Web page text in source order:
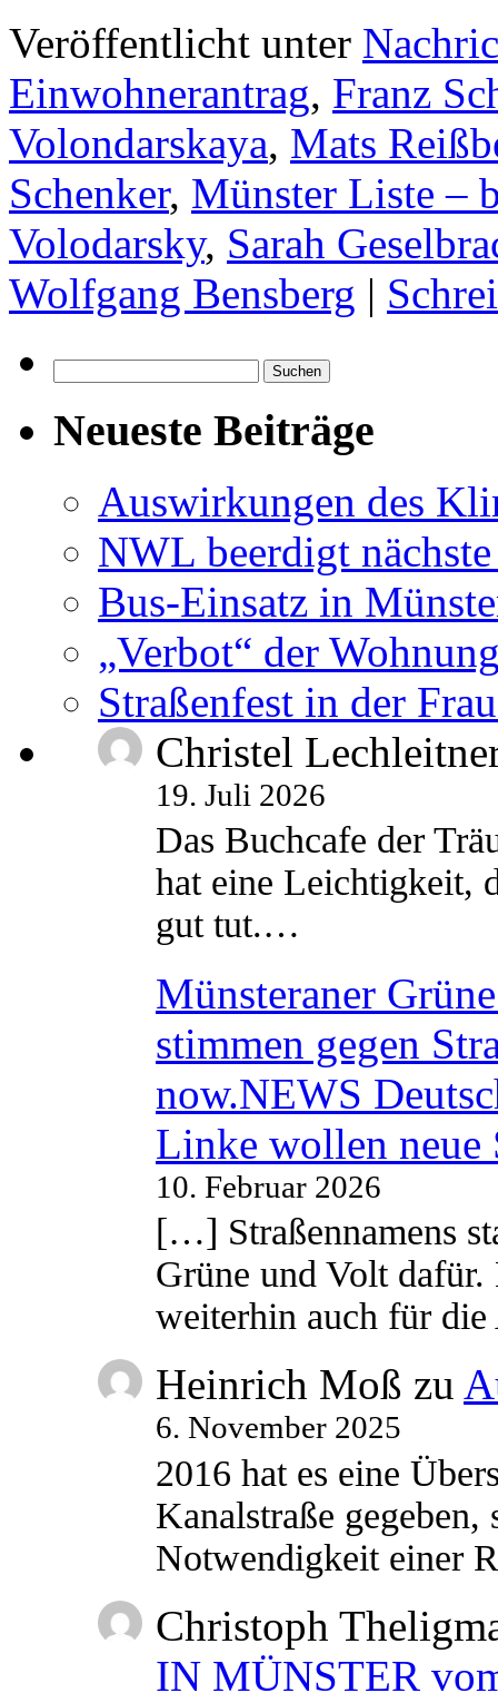
Veröffentlicht unter
Einwohnerantrag, Franz
Volondarskaya, Mats
Schenker, Münster Liste –
Volodarsky, Sarah
Wolfgang Bensberg |
nach:
Neueste Beiträge
Auswirkungen des
NWL beerdigt
Bus-Einsatz in
„Verbot“ der
Straßenfest in der
Christel
19. Juli 2026
Das Buchcafe der
hat eine Leichtigkeit,
gut tut.…
Münsteraner
stimmen gegen
now.NEWS
Linke wollen neue
10. Februar 2026
[…] Straßennamens
Grüne und Volt
weiterhin auch für
Heinrich Moß zu
6. November 2025
2016 hat es eine
Kanalstraße
Notwendigkeit einer
Christoph
IN MÜNSTER